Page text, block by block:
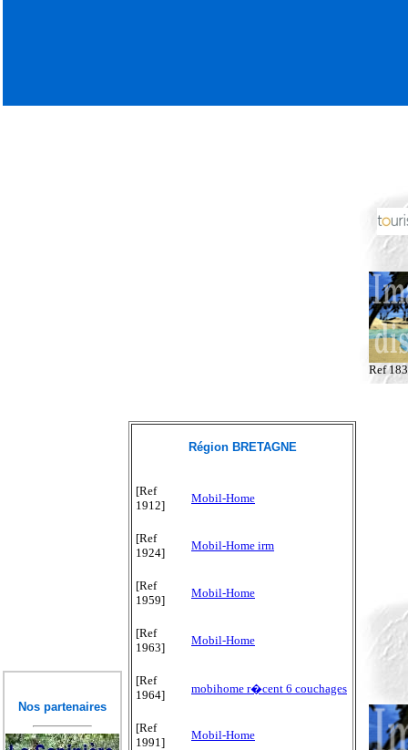
Nos partenaires
Région BRETAGNE
[Ref
1912]
Mobil-Home
[Ref
1924]
Mobil-Home irm
[Ref
1959]
Mobil-Home
[Ref
1963]
Mobil-Home
[Ref
1964]
mobihome r�cent 6 couchages
[Ref
1991]
Mobil-Home
Ref